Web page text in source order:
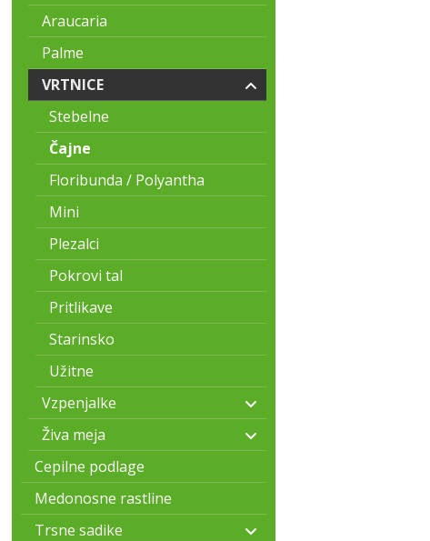
Araucaria
Palme
VRTNICE
Stebelne
Čajne
Floribunda / Polyantha
Mini
Plezalci
Pokrovi tal
Pritlikave
Starinsko
Užitne
Vzpenjalke
Živa meja
Cepilne podlage
Medonosne rastline
Trsne sadike